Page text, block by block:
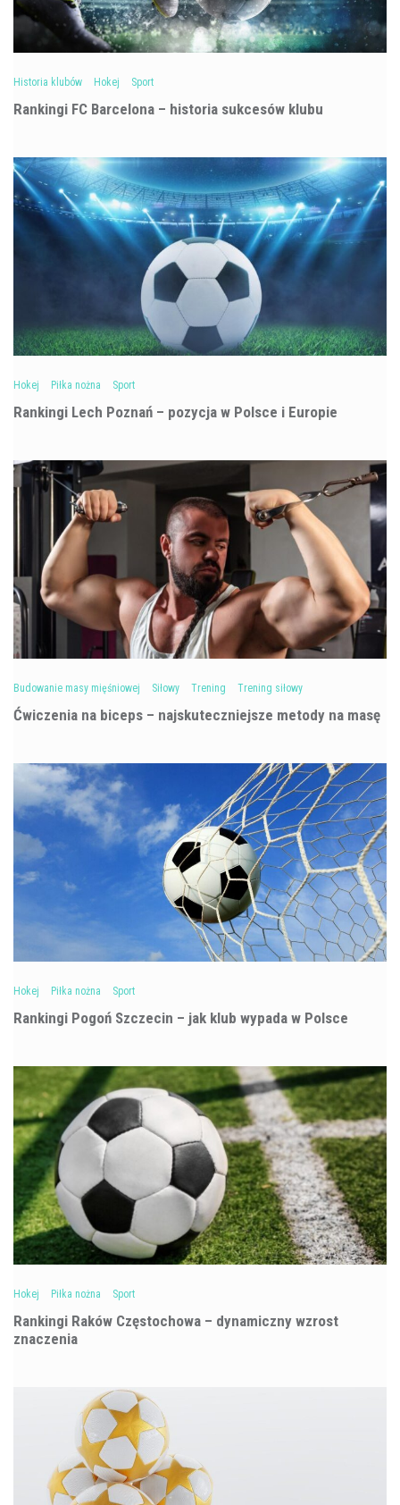
Historia klubów Hokej Sport
Rankingi FC Barcelona – historia sukcesów klubu
Hokej Piłka nożna Sport
Rankingi Lech Poznań – pozycja w Polsce i Europie
Budowanie masy mięśniowej Siłowy Trening Trening siłowy
Ćwiczenia na biceps – najskuteczniejsze metody na masę
Hokej Piłka nożna Sport
Rankingi Pogoń Szczecin – jak klub wypada w Polsce
Hokej Piłka nożna Sport
Rankingi Raków Częstochowa – dynamiczny wzrost
znaczenia